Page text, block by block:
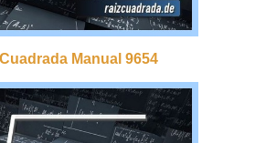
Manual 9654